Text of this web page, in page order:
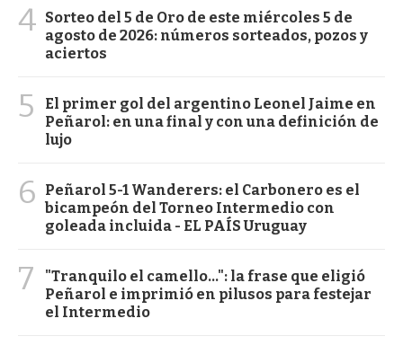
4 Sorteo del 5 de Oro de este miércoles 5 de
agosto de 2026: números sorteados, pozos y
aciertos
5
El primer gol del argentino Leonel Jaime en
Peñarol: en una final y con una definición de
lujo
6
Peñarol 5-1 Wanderers: el Carbonero es el
bicampeón del Torneo Intermedio con
goleada incluida - EL PAÍS Uruguay
7
"Tranquilo el camello...": la frase que eligió
Peñarol e imprimió en pilusos para festejar
el Intermedio